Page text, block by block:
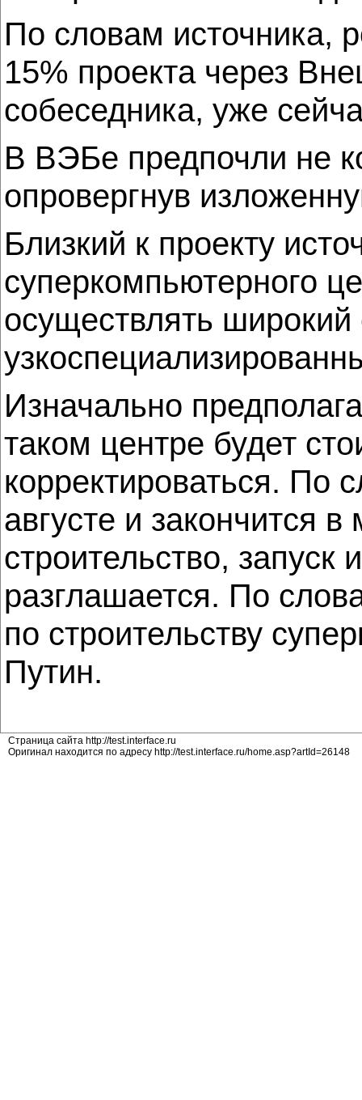
По словам источника,
15% проекта через
собеседника, уже
В ВЭБе предпочли не
опровергнув
Близкий к проекту
суперкомпьютерного
осуществлять широкий
Изначально
таком центре будет
корректироваться. По
августе и закончится
строительство,
разглашается. По
по строительству
Путин.
Страница сайта http://test.interface.ru
Оригинал находится по адресу http://test.interface.ru/home.asp?artId=26148